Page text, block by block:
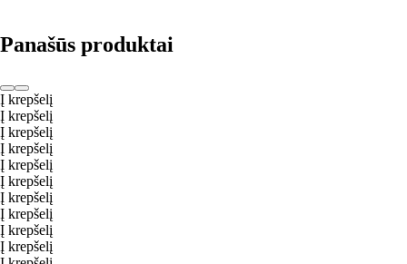
Panašūs produktai
Į krepšelį
Į krepšelį
Į krepšelį
Į krepšelį
Į krepšelį
Į krepšelį
Į krepšelį
Į krepšelį
Į krepšelį
Į krepšelį